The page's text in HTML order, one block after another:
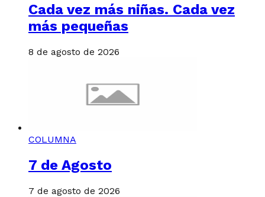
Cada vez más niñas. Cada vez
más pequeñas
8 de agosto de 2026
COLUMNA
7 de Agosto
7 de agosto de 2026